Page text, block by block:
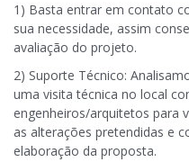
1) Basta entrar em contato
sua necessidade, assim
avaliação do projeto.
2) Suporte Técnico:
uma visita técnica no local
engenheiros/arquitetos para
as alterações pretendidas e
elaboração da proposta.